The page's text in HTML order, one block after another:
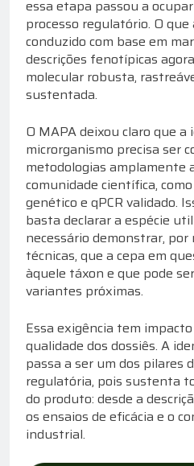
essa etapa passou a
processo regulatório. O
conduzido com base em
descrições fenotípicas
molecular robusta,
sustentada.
O MAPA deixou claro que a
microrganismo precisa ser
metodologias amplamente
comunidade científica,
genético e qPCR validado.
basta declarar a espécie
necessário demonstrar, por
técnicas, que a cepa em
àquele táxon e que pode
variantes próximas.
Essa exigência tem
qualidade dos dossiês. A
passa a ser um dos pilares
regulatória, pois sustenta
do produto: desde a
os ensaios de eficácia e o
industrial.